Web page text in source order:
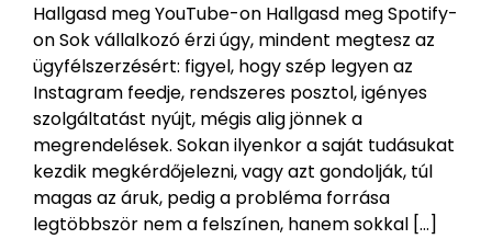
Hallgasd meg YouTube-on Hallgasd meg Spotify-
on Sok vállalkozó érzi úgy, mindent megtesz az
ügyfélszerzésért: figyel, hogy szép legyen az
Instagram feedje, rendszeres posztol, igényes
szolgáltatást nyújt, mégis alig jönnek a
megrendelések. Sokan ilyenkor a saját tudásukat
kezdik megkérdőjelezni, vagy azt gondolják, túl
magas az áruk, pedig a probléma forrása
legtöbbször nem a felszínen, hanem sokkal […]